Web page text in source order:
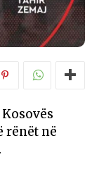
rënët në